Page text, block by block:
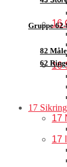
Gruppe
82
62
16
16
17
17
17